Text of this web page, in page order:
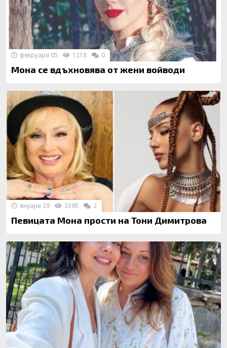
Мона се вдъхновява от жени войводи
февруари 05 1218 0
Певицата Мона прости на Тони Димитрова
януари 29 3395 2